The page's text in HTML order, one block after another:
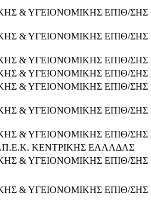
& ΥΓΕΙΟΝΟΜΙΚΗΣ ΕΠΙΘ/ΣΗΣ
& ΥΓΕΙΟΝΟΜΙΚΗΣ ΕΠΙΘ/ΣΗΣ
& ΥΓΕΙΟΝΟΜΙΚΗΣ ΕΠΙΘ/ΣΗΣ
& ΥΓΕΙΟΝΟΜΙΚΗΣ ΕΠΙΘ/ΣΗΣ
& ΥΓΕΙΟΝΟΜΙΚΗΣ ΕΠΙΘ/ΣΗΣ
& ΥΓΕΙΟΝΟΜΙΚΗΣ ΕΠΙΘ/ΣΗΣ
& ΥΓΕΙΟΝΟΜΙΚΗΣ ΕΠΙΘ/
ΚΕΝΤΡΙΚΗΣ ΕΛΛΑΔΑΣ
& ΥΓΕΙΟΝΟΜΙΚΗΣ ΕΠΙΘ/ΣΗΣ
& ΥΓΕΙΟΝΟΜΙΚΗΣ ΕΠΙΘ/ΣΗΣ